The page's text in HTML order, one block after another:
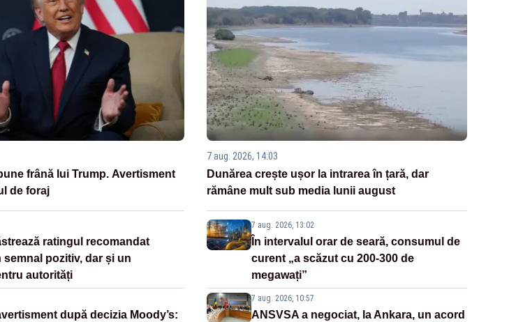
frână lui Trump. Avertisment
de foraj
ratingul recomandat
semnal pozitiv, dar și un
autorități
după decizia Moody’s:
7 aug. 2026, 14:03
Dunărea crește ușor la intrarea în țară, dar
rămâne mult sub media lunii august
7 aug. 2026, 13:02
În intervalul orar de seară, consumul de
curent „a scăzut cu 200-300 de
megawați”
7 aug. 2026, 10:57
ANSVSA a negociat, la Ankara, un acord